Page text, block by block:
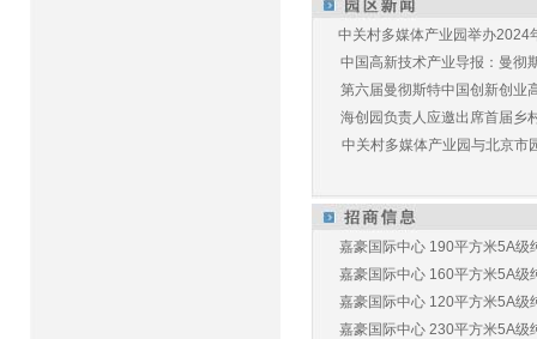
中关村多媒体产业园举办2024
中国高新技术产业导报：曼彻
第六届曼彻斯特中国创新创业
海创园负责人应邀出席首届乡
中关村多媒体产业园与北京市
嘉豪国际中心 190平方米5A级
嘉豪国际中心 160平方米5A级
嘉豪国际中心 120平方米5A级
嘉豪国际中心 230平方米5A级